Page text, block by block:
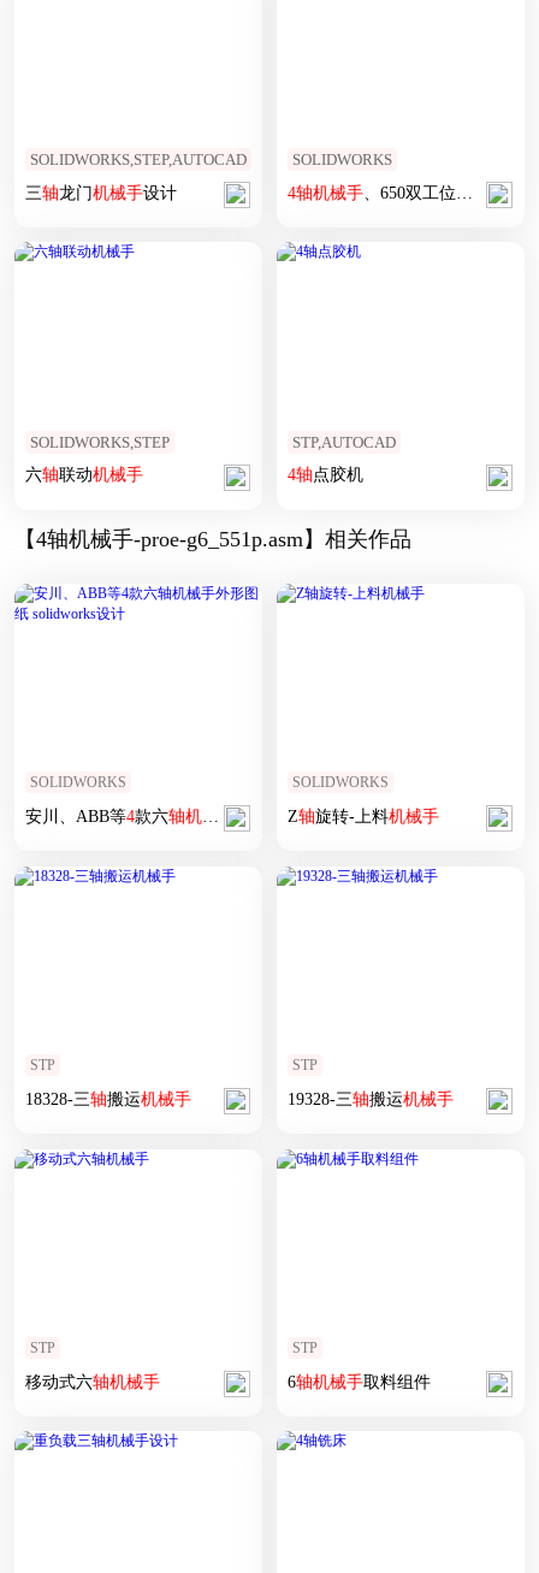
SOLIDWORKS,STEP,AUTOCAD
三轴龙门机械手设计
SOLIDWORKS
4轴机械手、650双工位自动上下料机
SOLIDWORKS,STEP
六轴联动机械手
STP,AUTOCAD
4轴点胶机
【4轴机械手-proe-g6_551p.asm】相关作品
SOLIDWORKS
安川、ABB等4款六轴机械手 外形图纸 solidworks设计
SOLIDWORKS
Z轴旋转-上料机械手
STP
18328-三轴搬运机械手
STP
19328-三轴搬运机械手
STP
移动式六轴机械手
STP
6轴机械手取料组件